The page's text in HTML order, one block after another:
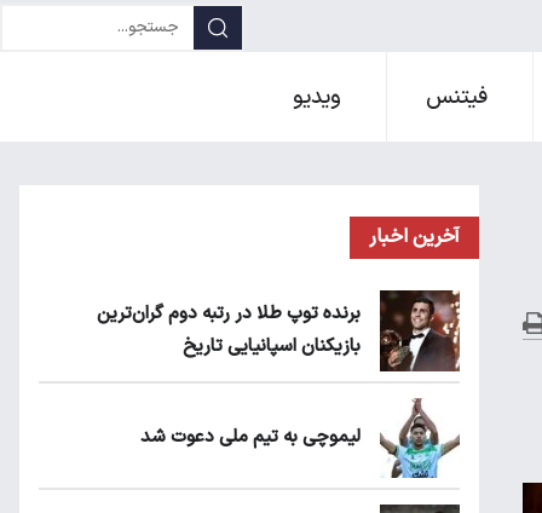
فیتنس ویدیو
آخرین اخبار
برنده توپ طلا در رتبه دوم گران‌ترین
بازیکنان اسپانیایی تاریخ
لیموچی به تیم ملی دعوت شد